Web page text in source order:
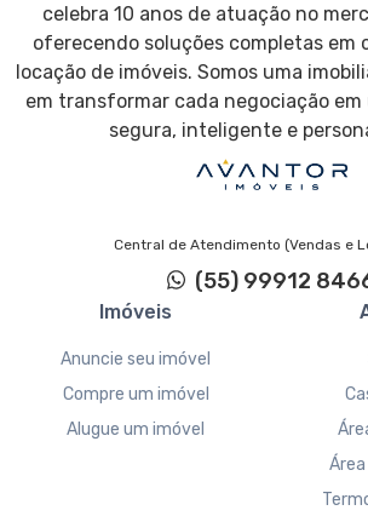
celebra 10 anos de atuação no
oferecendo soluções completas em
locação de imóveis. Somos uma
em transformar cada negociação em
segura, inteligente e
Central de Atendimento (Vendas e
(55) 99912
Imóveis
Anuncie seu imóvel
Compre um imóvel
Alugue um imóvel